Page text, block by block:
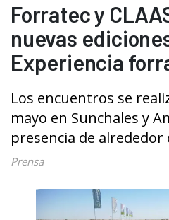
Forratec y
nuevas
Experiencia
Los encuentros se
mayo en Sunchales y
presencia de alrededor
Prensa